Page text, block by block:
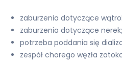
zaburzenia dotyczące
zaburzenia dotyczące nerek;
potrzeba poddania się
zespół chorego węzła